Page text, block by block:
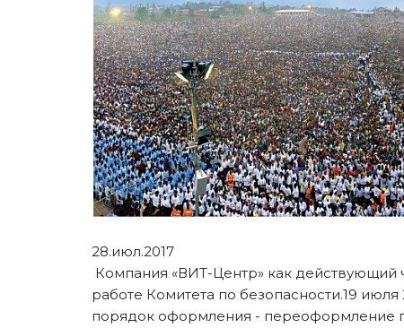
28.июл.2017
Компания «ВИТ-Центр» как действующий
работе Комитета по безопасности.19
порядок оформления - переоформление